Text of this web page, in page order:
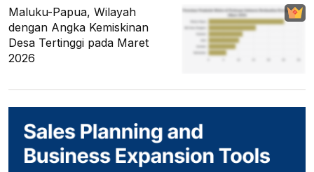
Maluku-Papua, Wilayah
dengan Angka Kemiskinan
Desa Tertinggi pada Maret
2026